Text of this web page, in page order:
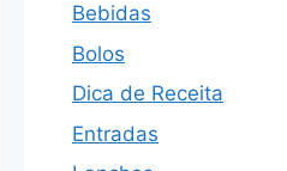
Bebidas
Bolos
Dica de Receita
Entradas